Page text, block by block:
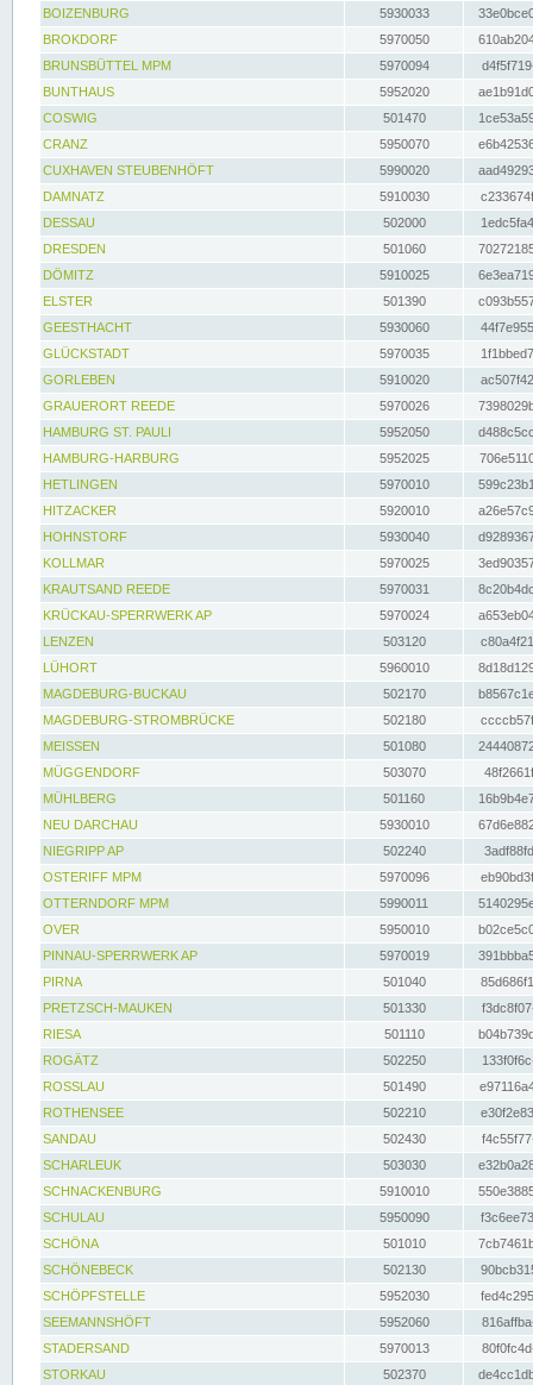
BOIZENBURG
5930033
BROKDORF
5970050
BRUNSBÜTTEL MPM
5970094
BUNTHAUS
5952020
COSWIG
501470
CRANZ
5950070
CUXHAVEN STEUBENHÖFT
5990020
DAMNATZ
5910030
DESSAU
502000
DRESDEN
501060
DÖMITZ
5910025
ELSTER
501390
GEESTHACHT
5930060
GLÜCKSTADT
5970035
GORLEBEN
5910020
GRAUERORT REEDE
5970026
HAMBURG ST. PAULI
5952050
HAMBURG-HARBURG
5952025
HETLINGEN
5970010
HITZACKER
5920010
HOHNSTORF
5930040
KOLLMAR
5970025
KRAUTSAND REEDE
5970031
KRÜCKAU-SPERRWERK AP
5970024
LENZEN
503120
LÜHORT
5960010
MAGDEBURG-BUCKAU
502170
MAGDEBURG-STROMBRÜCKE
502180
MEISSEN
501080
MÜGGENDORF
503070
MÜHLBERG
501160
NEU DARCHAU
5930010
NIEGRIPP AP
502240
OSTERIFF MPM
5970096
OTTERNDORF MPM
5990011
OVER
5950010
PINNAU-SPERRWERK AP
5970019
PIRNA
501040
PRETZSCH-MAUKEN
501330
RIESA
501110
ROGÄTZ
502250
ROSSLAU
501490
ROTHENSEE
502210
SANDAU
502430
SCHARLEUK
503030
SCHNACKENBURG
5910010
SCHULAU
5950090
SCHÖNA
501010
SCHÖNEBECK
502130
SCHÖPFSTELLE
5952030
SEEMANNSHÖFT
5952060
STADERSAND
5970013
STORKAU
502370